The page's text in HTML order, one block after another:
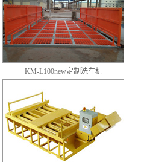
KM-L100new定制洗车机